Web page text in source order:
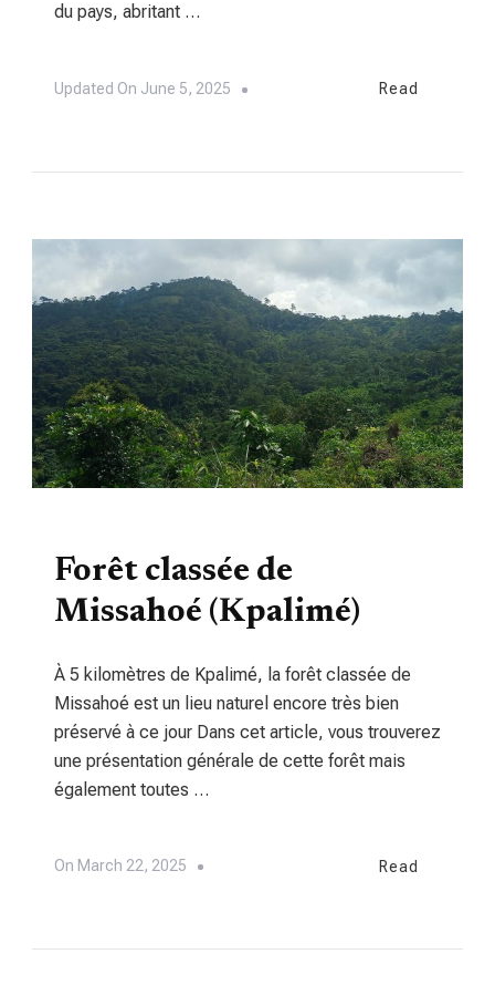
du pays, abritant …
Updated On June 5, 2025 Read
Forêt classée de
Missahoé (Kpalimé)
À 5 kilomètres de Kpalimé, la forêt classée de
Missahoé est un lieu naturel encore très bien
préservé à ce jour Dans cet article, vous trouverez
une présentation générale de cette forêt mais
également toutes …
On March 22, 2025 Read